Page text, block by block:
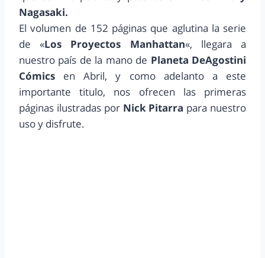
Nagasaki.
El volumen de 152 páginas que aglutina la serie
de «Los Proyectos Manhattan«, llegara a
nuestro país de la mano de Planeta DeAgostini
Cómics en Abril, y como adelanto a este
importante titulo, nos ofrecen las primeras
páginas ilustradas por Nick Pitarra para nuestro
uso y disfrute.